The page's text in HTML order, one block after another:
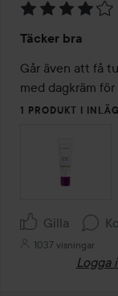
4
av
5
Täcker bra
Går även att få
med dagkräm
1 PRODUKT I
Gilla
1037 visningar
Logga